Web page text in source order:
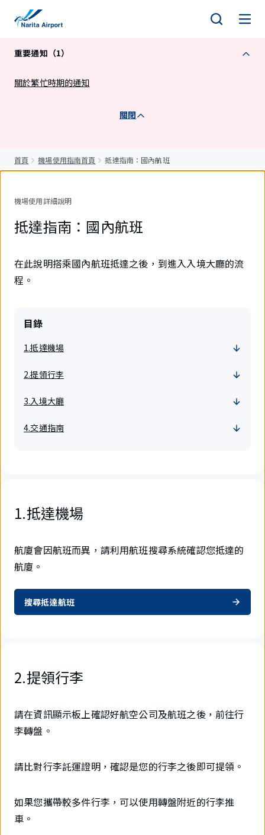
重要通知（1）
關於繁忙時期的通知
關閉
首頁 機場使用指南首頁 抵達指南：國內航班
機場使用詳細說明
抵達指南：國內航班
在此說明搭乘國內航班抵達之後，到進入入境大廳的流
程。
目錄
1.抵達機場
2.提領行李
3.入境大廳
4.交通指南
1.抵達機場
航廈會因航班而異，請利用航班搜尋系統確認您抵達的
航廈。
搜尋抵達航班
2.提領行李
請在資訊顯示板上確認好航空公司及航班之後，前往行
李轉盤。
請比對行李託運證明，確認是您的行李之後即可提領。
如果您攜帶較多件行李，可以使用轉盤附近的行李推
車。